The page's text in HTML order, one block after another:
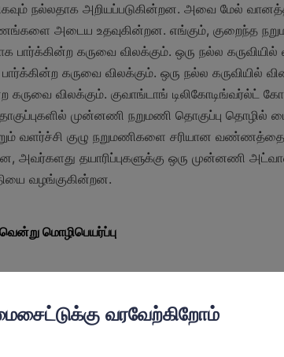
நல்லதாக அறியப்படுகின்றன. அவை மேல்
அடைய உதவுகின்றன. எங்கும், குறைந்த
பார்க்கின்ற கருவை விலக்கும். ஒரு நல்ல
கருவை விலக்கும். ஒரு நல்ல கருவியில்
விலக்கும். குவாங்டாங் டிலிகோடிங்வர்ல்ட்
முன்னணி நறுமணி தொகுப்பு தொழில்
வளர்ச்சி குழு நறுமணிகளை சரியான வண்ணத்தை
அவர்களது தயாரிப்புகளுக்கு ஒரு முன்னணி
வழங்குகின்றன.
மொழிபெயர்ப்பு
பைண்ட் துவக்கம் என்னவென்றால் பைக்கமெண்ட்
பிடிக்கும். பொது பைண்ட் துவக்கம்கள்
அக்ரிலிக் துவக்கம்கள் அவற்றின் நல்ல
அத்திருவினைகளுக்கு பொருந்தும். ஆல்கிட்
வரவேற்கிறோம்